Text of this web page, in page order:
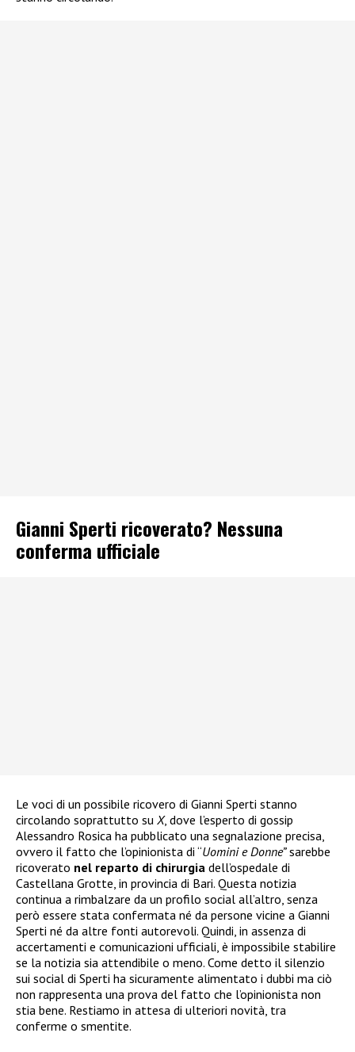
Gianni Sperti ricoverato? Nessuna
conferma ufficiale
Le voci di un possibile ricovero di Gianni Sperti stanno
circolando soprattutto su X, dove l’esperto di gossip
Alessandro Rosica ha pubblicato una segnalazione precisa,
ovvero il fatto che l’opinionista di “Uomini e Donne”sarebbe
ricoverato nel reparto di chirurgia dell’ospedale di
Castellana Grotte, in provincia di Bari. Questa notizia
continua a rimbalzare da un profilo social all’altro, senza
però essere stata confermata né da persone vicine a Gianni
Sperti né da altre fonti autorevoli. Quindi, in assenza di
accertamenti e comunicazioni ufficiali, è impossibile stabilire
se la notizia sia attendibile o meno. Come detto il silenzio
sui social di Sperti ha sicuramente alimentato i dubbi ma ciò
non rappresenta una prova del fatto che l’opinionista non
stia bene. Restiamo in attesa di ulteriori novità, tra
conferme o smentite.